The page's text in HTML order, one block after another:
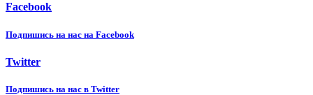
Facebook
Подпишиcь на нас на Facebook
Twitter
Подпишиcь на нас в Twitter